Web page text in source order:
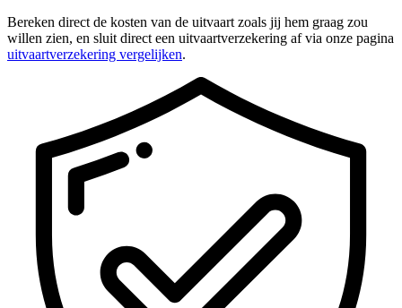
Bereken direct de kosten van de uitvaart zoals jij hem graag zou
willen zien, en sluit direct een uitvaartverzekering af via onze pagina
uitvaartverzekering vergelijken.